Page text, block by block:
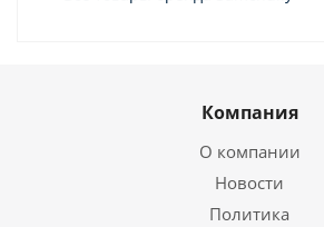
Компания
О компании
Новости
Политика